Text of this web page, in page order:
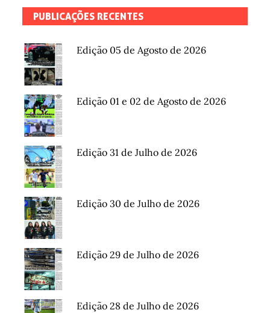
PUBLICAÇÕES RECENTES
Edição 05 de Agosto de 2026
Edição 01 e 02 de Agosto de 2026
Edição 31 de Julho de 2026
Edição 30 de Julho de 2026
Edição 29 de Julho de 2026
Edição 28 de Julho de 2026